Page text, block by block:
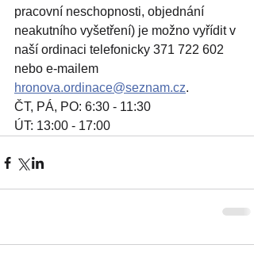
pracovní neschopnosti, objednání
neakutního vyšetření) je možno vyřídit v
naší ordinaci telefonicky 371 722 602
nebo e-mailem
hronova.ordinace@seznam.cz.
ČT, PÁ, PO: 6:30 - 11:30
ÚT: 13:00 - 17:00